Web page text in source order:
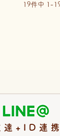
19件中 1 -
達+ID連